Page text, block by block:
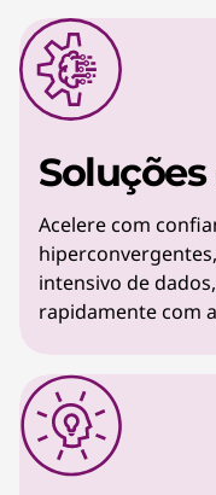
Acelere com
intensivo de
rapidamente com